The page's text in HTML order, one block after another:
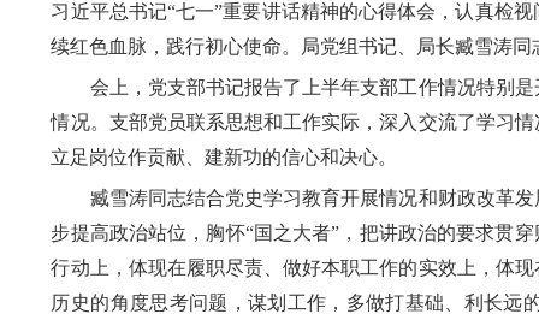
习近平总书记“七一”重要讲话精神的心得体会，认真检
续红色血脉，践行初心使命。 局党组书记、局长臧雪涛同
会上，党支部书记报告了上半年支部工作情况特别
情况。支部党员联系思想和工作实际，深入交流了学习
立足岗位作贡献、建新功的信心和决心。
臧雪涛同志结合党史学习教育开展情况和财政改革
步提高政治站位 ，胸怀“国之大者”，把讲政治的要求贯
行动上，体现在履职尽责、做好本职工作的实效上，体现
历史的角度思考问题，谋划工作 ， 多做打基础、利长远